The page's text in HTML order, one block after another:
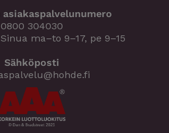
0800 304030
ma–to 9–17, pe 9–15
Sähköposti